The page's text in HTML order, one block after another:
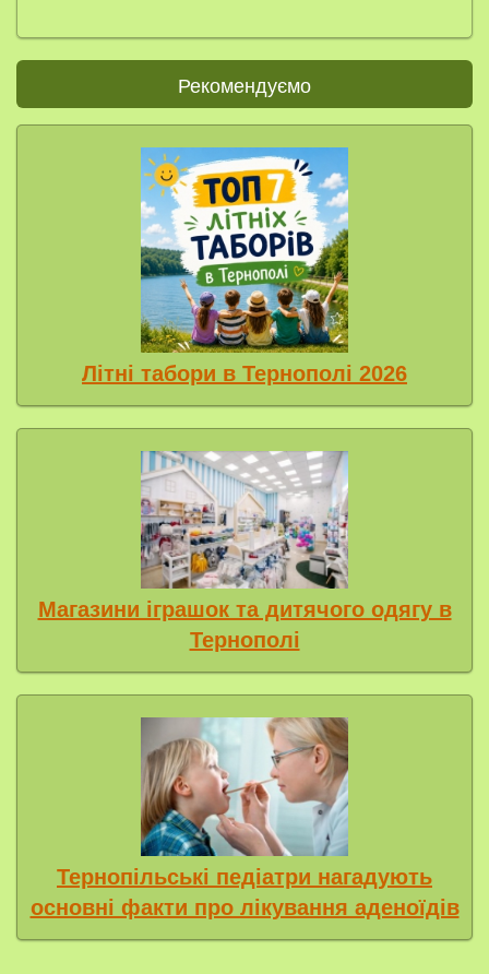
Рекомендуємо
Літні табори в Тернополі 2026
Магазини іграшок та дитячого одягу в
Тернополі
Тернопільські педіатри нагадують
основні факти про лікування аденоїдів